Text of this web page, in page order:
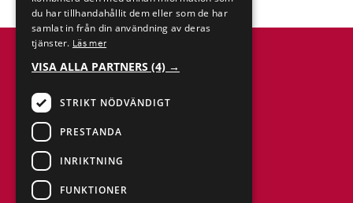
Anmäl dig till vårt nyhetsbrev
du har tillhandahållit dem eller som de har
samlat in från din användning av deras
tjänster. Läs mer
VISA ALLA PARTNERS (4) →
STRIKT NÖDVÄNDIGT
PRESTANDA
INRIKTNING
FUNKTIONER